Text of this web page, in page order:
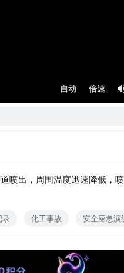
自动 倍速
喷出，周围温度迅速降低，
录 化工事故 安全应急演